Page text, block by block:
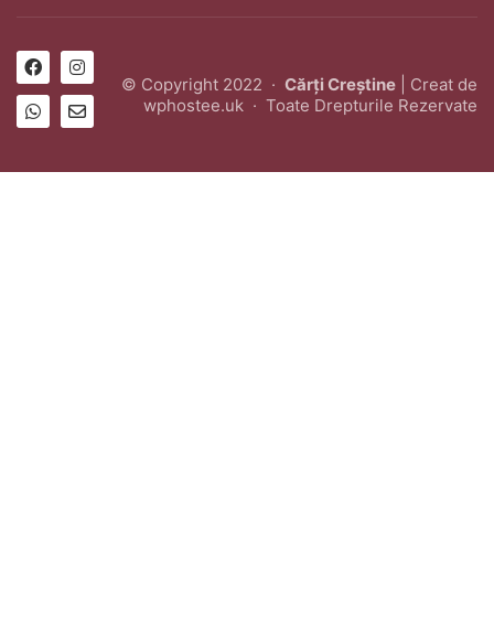
© Copyright 2022 · Cărți Creștine | Creat de
wphostee.uk · Toate Drepturile Rezervate